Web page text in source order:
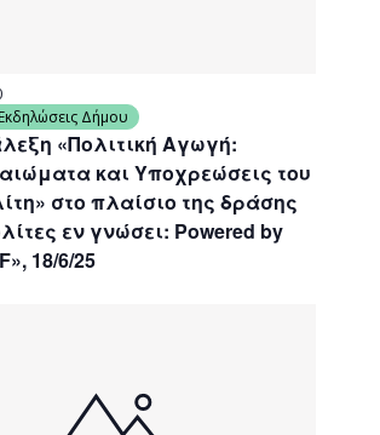
«Πολιτική Αγωγή:
και Υποχρεώσεις του
στο πλαίσιο της δράσης
εν γνώσει: Powered by
18/6/25
Εκδηλώσεις Δήμου